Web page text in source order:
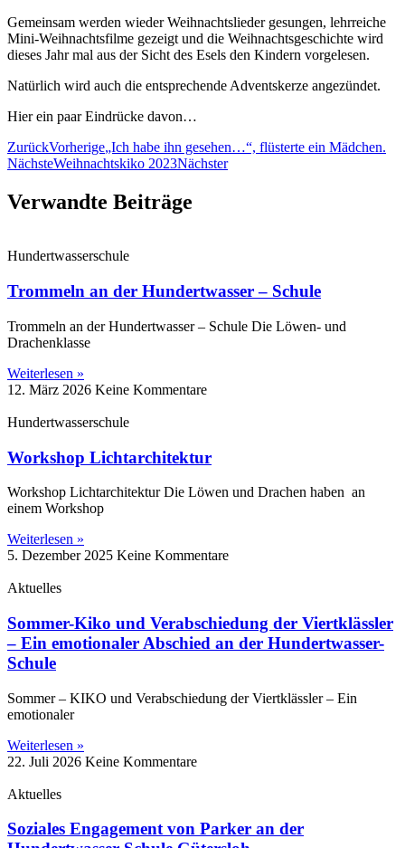
Gemeinsam werden wieder Weihnachtslieder gesungen, lehrreiche
Mini-Weihnachtsfilme gezeigt und die Weihnachtsgeschichte wird
dieses Jahr mal aus der Sicht des Esels den Kindern vorgelesen.
Natürlich wird auch die entsprechende Adventskerze angezündet.
Hier ein paar Eindrücke davon…
ZurückVorherige„Ich habe ihn gesehen…“, flüsterte ein Mädchen.
NächsteWeihnachtskiko 2023Nächster
Verwandte Beiträge
Hundertwasserschule
Trommeln an der Hundertwasser – Schule
Trommeln an der Hundertwasser – Schule Die Löwen‑ und
Drachenklasse
Weiterlesen »
12. März 2026 Keine Kommentare
Hundertwasserschule
Workshop Lichtarchitektur
Workshop Lichtarchitektur Die Löwen und Drachen haben an
einem Workshop
Weiterlesen »
5. Dezember 2025 Keine Kommentare
Aktuelles
Sommer-Kiko und Verabschiedung der Viertklässler
– Ein emotionaler Abschied an der Hundertwasser-
Schule
Sommer – KIKO und Verabschiedung der Viertklässler – Ein
emotionaler
Weiterlesen »
22. Juli 2026 Keine Kommentare
Aktuelles
Soziales Engagement von Parker an der